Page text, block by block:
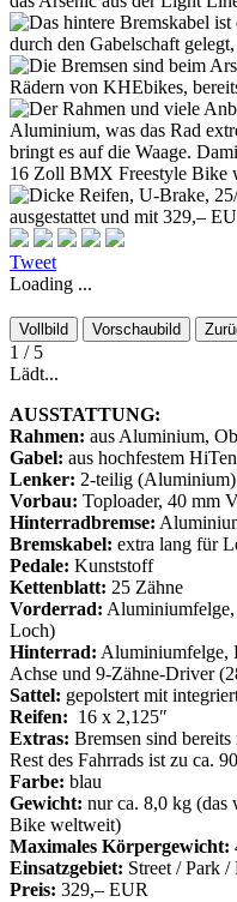
Tweet
Loading ...
Vollbild Vorschaubild
1 / 5
Lädt...
AUSSTATTUNG:
Rahmen: aus Aluminium,
Gabel: aus hochfestem
Lenker: 2-teilig (Aluminium)
Vorbau: Toploader, 40 mm
Hinterradbremse:
Bremskabel: extra lang für
Pedale: Kunststoff
Kettenblatt: 25 Zähne
Vorderrad: Aluminiumfelge,
Loch)
Hinterrad: Aluminiumfelge,
Achse und 9-Zähne-Driver
Sattel: gepolstert mit
Reifen: 16 x 2,125″
Extras: Bremsen sind
Rest des Fahrrads ist zu ca.
Farbe: blau
Gewicht: nur ca. 8,0 kg (das
Bike weltweit)
Maximales Körpergewicht:
Einsatzgebiet: Street / Park /
Preis: 329,– EUR